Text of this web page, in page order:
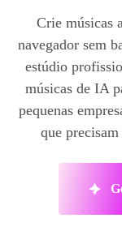
Crie músicas
navegador sem
estúdio
músicas de IA
pequenas
que